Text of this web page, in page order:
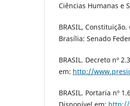
Ciências Humanas e
BRASIL,
Brasília: Senado
BRASIL. Decreto nº
em: http://
BRASIL. Portaria nº